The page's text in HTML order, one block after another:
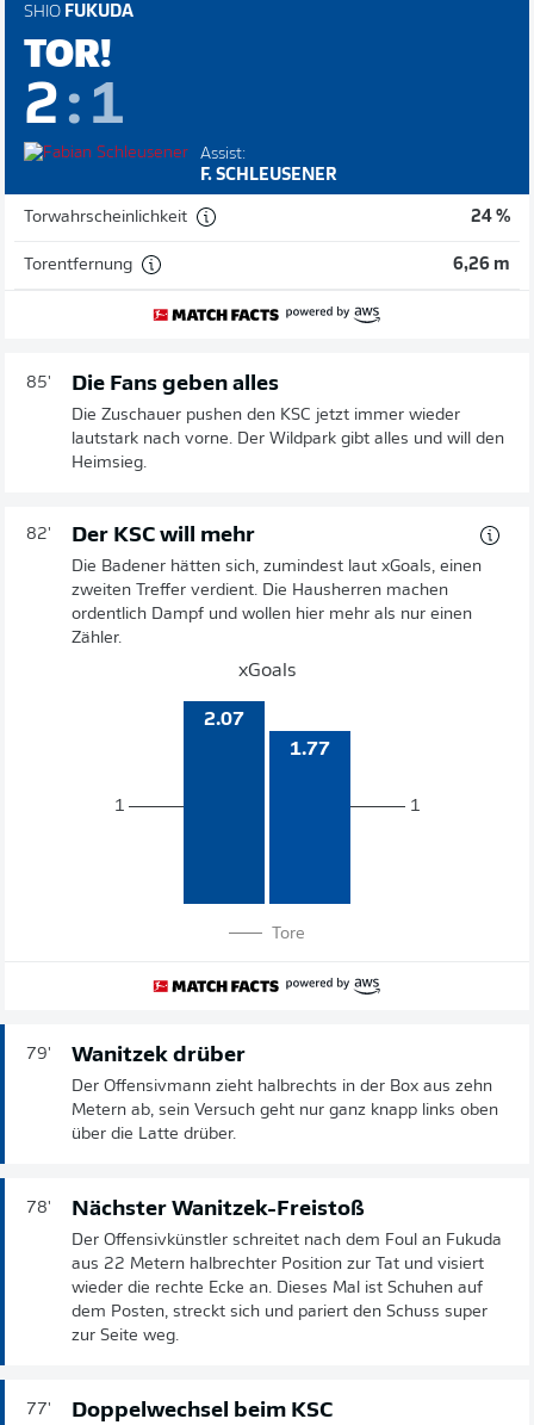
SHIO FUKUDA
TOR!
2: 1
Assist:
F. SCHLEUSENER
Torwahrscheinlichkeit 24 %
Torentfernung 6,26 m
85' Die Fans geben alles
Die Zuschauer pushen den KSC jetzt immer wieder
lautstark nach vorne. Der Wildpark gibt alles und will den
Heimsieg.
82' Der KSC will mehr
Die Badener hätten sich, zumindest laut xGoals, einen
zweiten Treffer verdient. Die Hausherren machen
ordentlich Dampf und wollen hier mehr als nur einen
Zähler.
xGoals
1
2.07
1.77
1
Tore
79' Wanitzek drüber
Der Offensivmann zieht halbrechts in der Box aus zehn
Metern ab, sein Versuch geht nur ganz knapp links oben
über die Latte drüber.
78' Nächster Wanitzek-Freistoß
Der Offensivkünstler schreitet nach dem Foul an Fukuda
aus 22 Metern halbrechter Position zur Tat und visiert
wieder die rechte Ecke an. Dieses Mal ist Schuhen auf
dem Posten, streckt sich und pariert den Schuss super
zur Seite weg.
77' Doppelwechsel beim KSC